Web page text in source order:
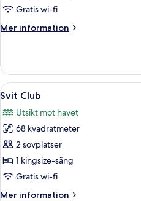
Gratis wi-fi
Mer information
Mer
Executive
Öppna
alla
foton
för
Svit
Club
6
Svit Club
Utsikt mot havet
68 kvadratmeter
2 sovplatser
1 kingsize-säng
Gratis wi-fi
Mer information
Mer